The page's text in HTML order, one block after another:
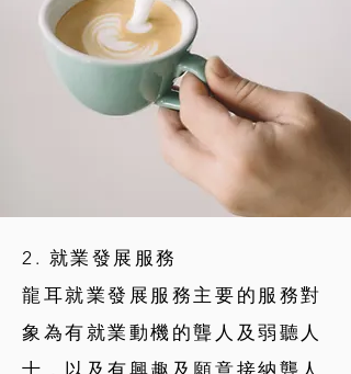
2. 就業發展服務
龍耳就業發展服務主要的服務對
象為有就業動機的聾人及弱聽人
士，以及有興趣及願意接納聾人